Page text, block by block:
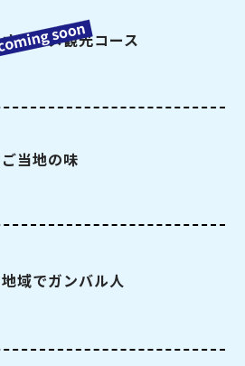
オススメ観光コース
ご当地の味
地域でガンバル人